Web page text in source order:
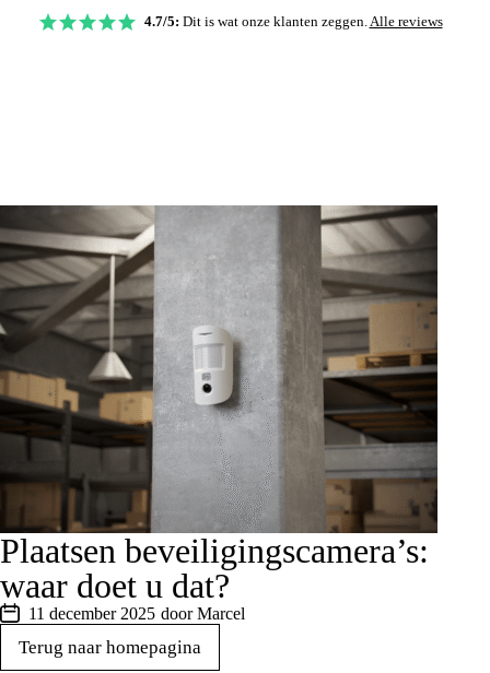
4.7/5: Dit is wat onze klanten zeggen.Alle reviews
Plaatsen beveiligingscamera’s:
waar doet u dat?
11 december 2025 door Marcel
Terug naar homepagina